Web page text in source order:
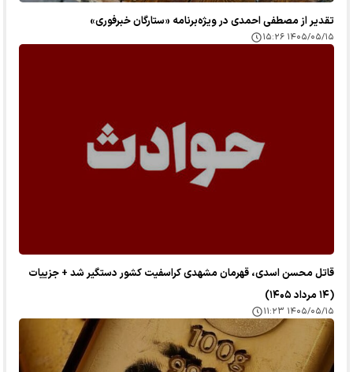
تقدیر از مصطفی احمدی در ویژه‌برنامه «ستارگان خبرفوری»
۱۴۰۵/۰۵/۱۵ ۱۵:۲۶
قاتل محسن اسدی، قهرمان مشهدی کراسفیت کشور دستگیر شد + جزییات
(۱۴ مرداد ۱۴۰۵)
۱۴۰۵/۰۵/۱۵ ۱۱:۲۳